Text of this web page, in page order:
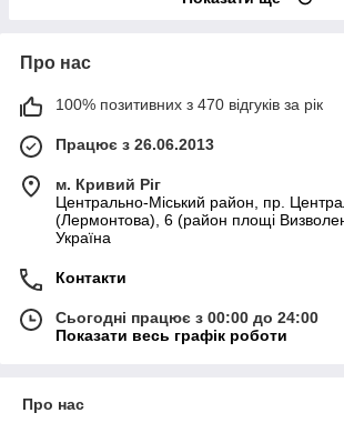
Про нас
100% позитивних з 470 відгуків за рік
Працює з 26.06.2013
м. Кривий Ріг
Центрально-Міський район, пр.
(Лермонтова), 6 (район площі
Україна
Контакти
Сьогодні працює з 00:00 до 24:00
Показати весь графік роботи
Про нас